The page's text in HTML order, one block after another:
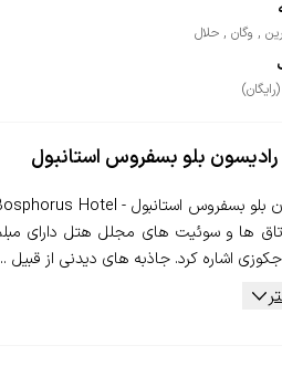
, وگان , حلال
(رایگان)
بلو بسفروس استانبول
ها و سوئیت های مجلل هتل دارای
اشاره کرد. جاذبه های دیدنی از قبیل